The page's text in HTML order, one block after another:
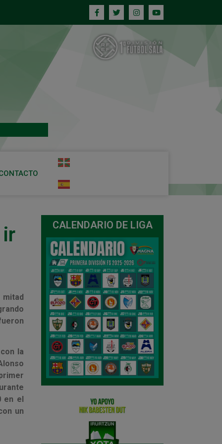
la
en el
un
CALENDARIO DE LIGA